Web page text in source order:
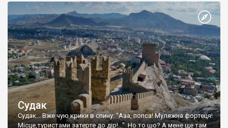
Судак
Судак... Вже чую крики в спину: "Ааа, попса! Муляжна фортеця!
Місце,туристами затерте до дір!..." Но то шо? А мене ще там